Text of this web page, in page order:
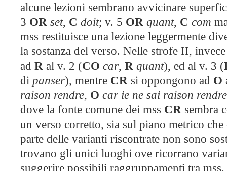
alcune lezioni sembrano avvicinare
3 OR set, C doit; v. 5 OR quant, C com
mss restituisce una lezione leggermente
la sostanza del verso. Nelle strofe II,
ad R al v. 2 (CO car, R quant), ed al v. 3 (
di panser), mentre CR si oppongono ad O
raison rendre, O car ie ne sai raison rendre
dove la fonte comune dei mss CR sembra
un verso corretto, sia sul piano metrico
parte delle varianti riscontrate non sono
trovano gli unici luoghi ove ricorrano
suggerire possibili raggruppamenti tra